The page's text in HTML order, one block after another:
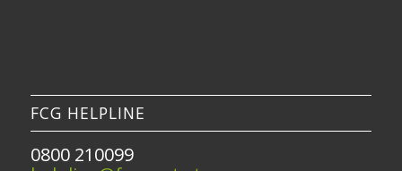
FCG HELPLINE
0800 210099